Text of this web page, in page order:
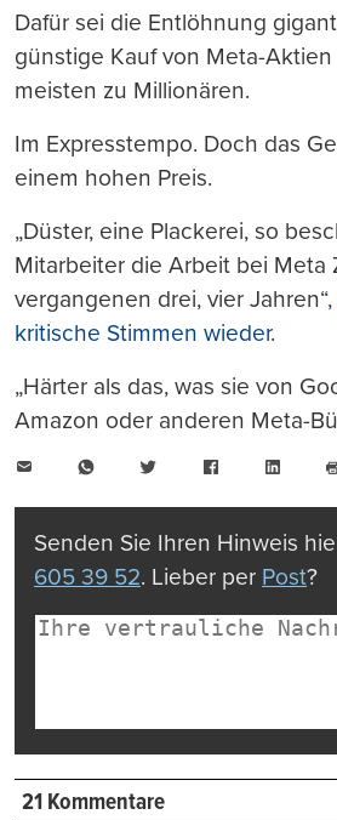
Dafür sei die Entlöhnung
günstige Kauf von Meta-
meisten zu Millionären.
Im Expresstempo. Doch das
einem hohen Preis.
„Düster, eine Plackerei, so
Mitarbeiter die Arbeit bei Meta
vergangenen drei, vier Jahren“,
kritische Stimmen wieder.
„Härter als das, was sie von
Amazon oder anderen Meta-
WhatsAppTwitter Facebook
Senden Sie Ihren Hinweis
605 39 52. Lieber per Post?
21 Kommentare